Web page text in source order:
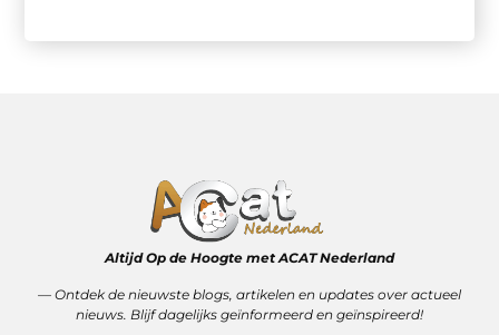
Altijd Op de Hoogte met ACAT Nederland
–– Ontdek de nieuwste blogs, artikelen en updates over actueel
nieuws. Blijf dagelijks geïnformeerd en geïnspireerd!